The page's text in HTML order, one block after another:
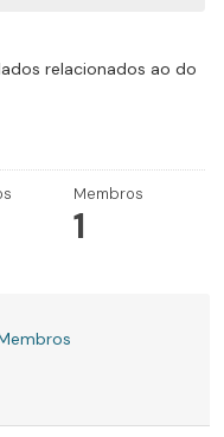
relacionados ao do
Membros
1